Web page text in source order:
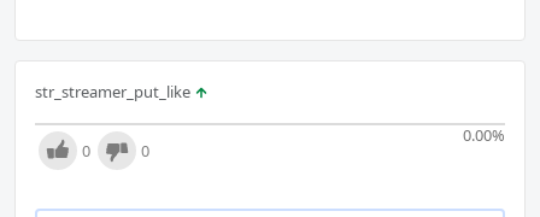
str_streamer_put_like
0.00%
0 0